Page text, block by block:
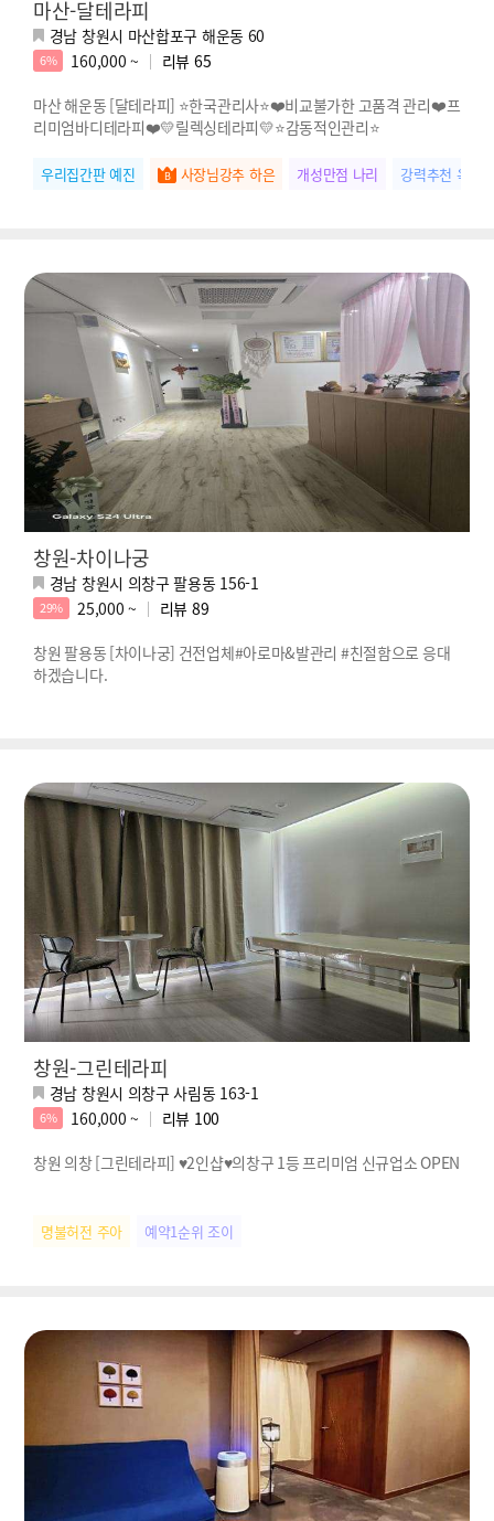
마산-달테라피
경남 창원시 마산합포구 해운동 60
6% 160,000 ~ 리뷰 65
마산 해운동 [달테라피] ⭐한국관리사⭐❤️비교불가한 고품격 관리❤️프
리미엄바디테라피❤️💛릴렉싱테라피💛⭐감동적인관리⭐
우리집간판 예진 사장님강추 하은 개성만점 나리 강력추천 옥순
창원-차이나궁
경남 창원시 의창구 팔용동 156-1
29% 25,000 ~ 리뷰 89
창원 팔용동 [차이나궁] 건전업체#아로마&발관리 #친절함으로 응대
하겠습니다.
창원-그린테라피
경남 창원시 의창구 사림동 163-1
6% 160,000 ~ 리뷰 100
창원 의창 [그린테라피] ♥2인샵♥의창구 1등 프리미엄 신규업소 OPEN
명불허전 주아 예약1순위 조이